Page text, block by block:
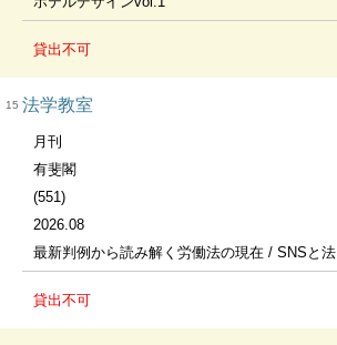
貸出不可
15 法学教室
月刊
有斐閣
(551)
2026.08
最新判例から読み解く労働法の現在 / SNSと法
貸出不可